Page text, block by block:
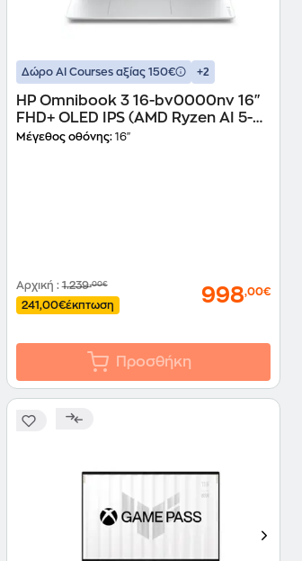
Δώρο ΑΙ Courses αξίας 150€ +2
HP Omnibook 3 16-bv0000nv 16"
FHD+ OLED IPS (AMD Ryzen AI 5-
430/24 GB/1TB SSD/Radeon
Μέγεθος οθόνης:16"
Αρχική :1.239,00€
241,00€έκπτωση 998,00€
Προσθήκη